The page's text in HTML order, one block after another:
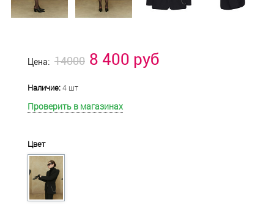
Цена: 14000 8 400 руб
Наличие:4 шт
Проверить в магазинах
Цвет